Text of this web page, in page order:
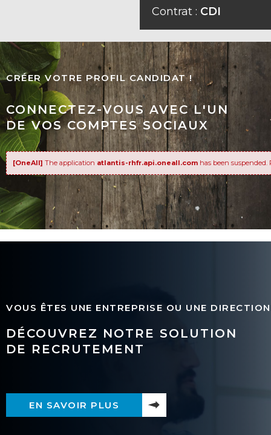
Contrat : CDI
CRÉER VOTRE PROFIL CANDIDAT !
CONNECTEZ-VOUS AVEC L'UN
DE VOS COMPTES SOCIAUX
[OneAll] The application atlantis-rhfr.api.oneall.com has been suspended.
VOUS ÊTES UNE ENTREPRISE OU UNE
DÉCOUVREZ NOTRE SOLUTION
DE RECRUTEMENT
EN SAVOIR PLUS